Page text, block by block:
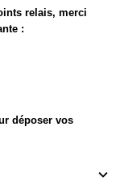
relais, merci
:
déposer vos